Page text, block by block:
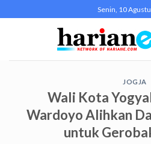
to
Senin, 10
JOGJA
Wali Kota
Wardoyo Alihkan
untuk